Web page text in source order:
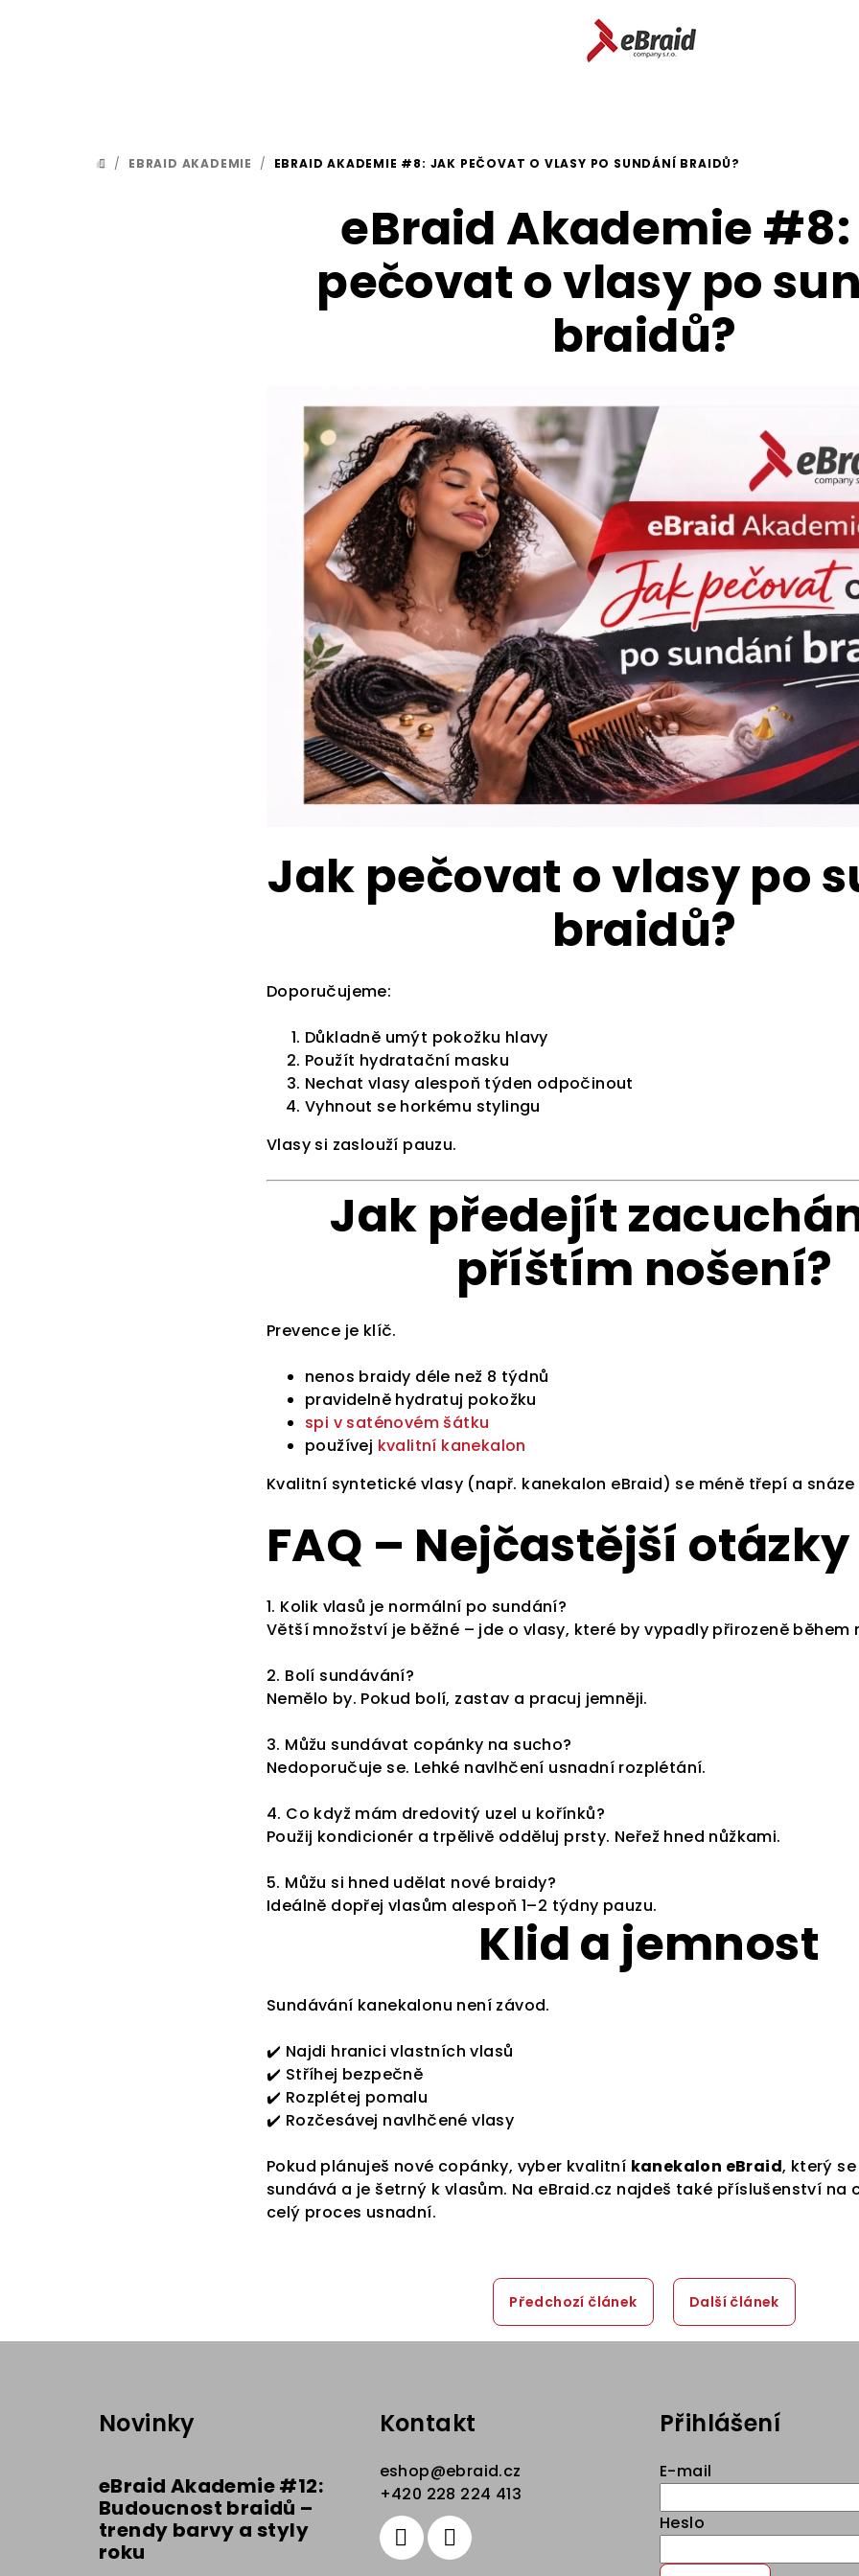
DOMŮ
/ EBRAID AKADEMIE / EBRAID AKADEMIE #8: JAK PEČOVAT O VLASY PO SUNDÁNÍ BRAIDŮ?
eBraid Akademie
pečovat o vlasy po
braidů?
Jak pečovat o vlasy po
braidů?
Doporučujeme:
Důkladně umýt pokožku hlavy
Použít hydratační masku
Nechat vlasy alespoň týden odpočinout
Vyhnout se horkému stylingu
Vlasy si zaslouží pauzu.
Jak předejít
příštím nošení?
Prevence je klíč.
nenos braidy déle než 8 týdnů
pravidelně hydratuj pokožku
spi v saténovém šátku
používej kvalitní kanekalon
Kvalitní syntetické vlasy (např. kanekalon eBraid) se méně třepí a
FAQ – Nejčastější otázky
1. Kolik vlasů je normální po sundání?
Větší množství je běžné – jde o vlasy, které by vypadly přirozeně během
2. Bolí sundávání?
Nemělo by. Pokud bolí, zastav a pracuj jemněji.
3. Můžu sundávat copánky na sucho?
Nedoporučuje se. Lehké navlhčení usnadní rozplétání.
4. Co když mám dredovitý uzel u kořínků?
Použij kondicionér a trpělivě odděluj prsty. Neřež hned nůžkami.
5. Můžu si hned udělat nové braidy?
Ideálně dopřej vlasům alespoň 1–2 týdny pauzu.
Klid a jemnost
Sundávání kanekalonu není závod.
✔️ Najdi hranici vlastních vlasů
✔️ Stříhej bezpečně
✔️ Rozplétej pomalu
✔️ Rozčesávej navlhčené vlasy
Pokud plánuješ nové copánky, vyber kvalitní kanekalon eBraid, který
sundává a je šetrný k vlasům. Na eBraid.cz najdeš také příslušenství na
celý proces usnadní.
Předchozí článek Další článek
Novinky
eBraid Akademie #12:
Budoucnost braidů –
trendy barvy a styly
roku
Kontakt
eshop@ebraid.cz
+420 228 224 413
Přihlášení
E-mail
Heslo
Přihlásit
Vaše e-